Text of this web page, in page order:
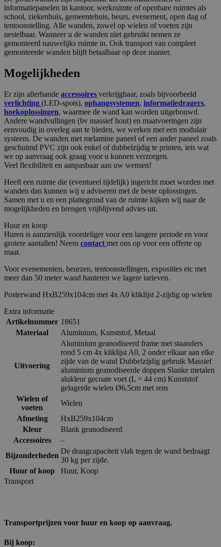
informatiepanelen in kantoor, werkruimte of openbare ruimtes als
school, ziekenhuis, gemeentehuis, beurs, evenement, open dag of
tentoonstelling. Alle wanden, zowel op wielen of voeten zijn
nestelbaar. Wanneer u de wanden niet gebruikt nemen ze
gemonteerd nauwelijks ruimte in. Ook transport van compleet
gemonteerde wanden blijft betaalbaar op deze manier.
Mogelijkheden
Er zijn allerhande accessoires verkrijgbaar, zoals bijvoorbeeld
verlichting (LED-spots), ophangsystemen, informatiedragers,
hoekoplossingen, waarmee de wand kan worden uitgebouwd.
Andere wandvullingen (bv massief hout) en maatvoeringen zijn
eenvoudig in overleg aan te bieden, we werken met een modulair
systeem. De wanden met melamine paneel of een ander paneel zoals
geschuimd PVC zijn ook enkel of dubbelzijdig te printen, iets wat
we op aanvraag ook graag voor u kunnen verzorgen.
Veel flexibiliteit en aanpasbaar aan uw wensen!
Heeft een ruimte die (eventueel tijdelijk) ingericht moet worden met
wanden dan kunnen wij u adviseren met de beste oplossingen.
Samen met u en een plattegrond van de ruimte kijken wij naar de
mogelijkheden en brengen vrijblijvend advies uit.
Huur en koop
Huren is aanzienlijk voordeliger voor een langere periode en voor
grotere aantallen! Neem contact met ons op voor een offerte op
maat.
Voor evenementen, beurzen, tentoonstellingen, exposities etc met
meer dan 50 meter wand hanteren we lagere tarieven.
Posterwand HxB259x104cm met 4x A0 kliklijst 2-zijdig op wielen
Extra informatie
Artikelnummer 18651
Materiaal
Aluminium, Kunststof, Metaal
Uitvoering
Aluminium geanodiseerd frame met staanders
rond 5 cm 4x kliklijst A0, 2 onder elkaar aan elke
zijde van de wand Dubbelzijdig gebruik Massief
aluminium geanodiseerde doppen Slanke metalen
alukleur gecoate voet (L = 44 cm) Kunststof
gelagerde wielen Ø6,5cm met rem
Wielen of
voeten
Wielen
Afmeting
HxB259x104cm
Kleur
Blank geanodiseerd
Accessoires
–
Bijzonderheden
De draagcapaciteit vlak tegen de wand bedraagt
30 kg per zijde.
Huur of koop
Huur, Koop
Transport
Transportprijzen voor huur en koop op aanvraag.
Bij koop: